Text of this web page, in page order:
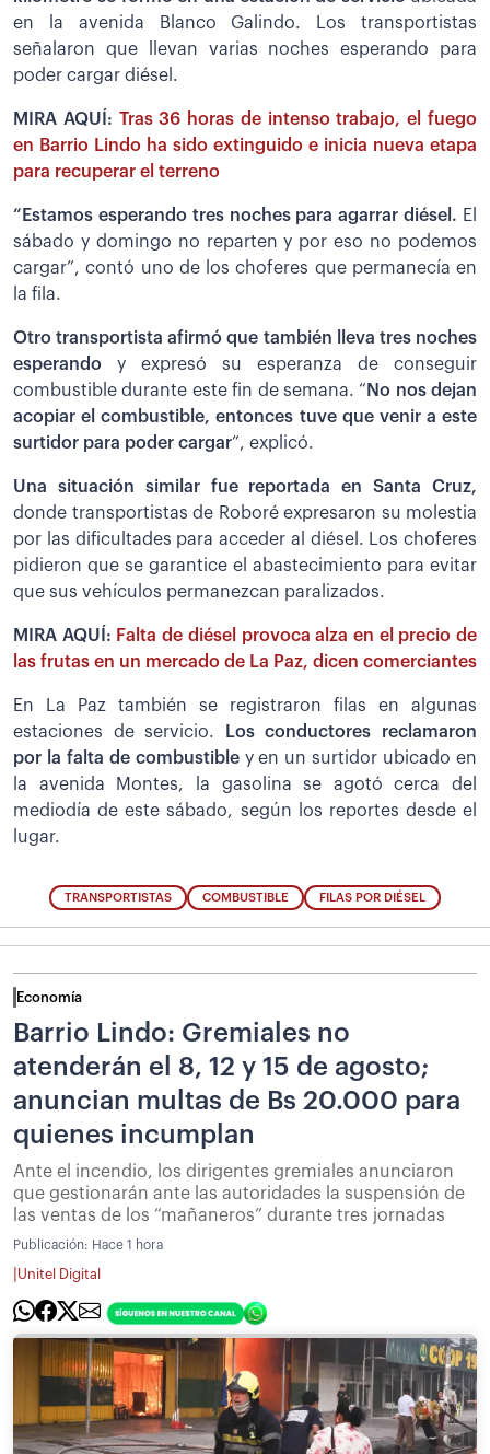
en la avenida Blanco Galindo. Los transportistas
señalaron que llevan varias noches esperando para
poder cargar diésel.
MIRA AQUÍ: Tras 36 horas de intenso trabajo, el fuego
en Barrio Lindo ha sido extinguido e inicia nueva etapa
para recuperar el terreno
“Estamos esperando tres noches para agarrar diésel. El
sábado y domingo no reparten y por eso no podemos
cargar”, contó uno de los choferes que permanecía en
la fila.
Otro transportista afirmó que también lleva tres noches
esperando y expresó su esperanza de conseguir
combustible durante este fin de semana. “ No nos dejan
acopiar el combustible, entonces tuve que venir a este
surtidor para poder cargar”, explicó.
Una situación similar fue reportada en Santa Cruz,
donde transportistas de Roboré expresaron su molestia
por las dificultades para acceder al diésel. Los choferes
pidieron que se garantice el abastecimiento para evitar
que sus vehículos permanezcan paralizados.
MIRA AQUÍ: Falta de diésel provoca alza en el precio de
las frutas en un mercado de La Paz, dicen comerciantes
En La Paz también se registraron filas en algunas
estaciones de servicio.
Los conductores reclamaron
por la falta de combustibley en un surtidor ubicado en
la avenida Montes, la gasolina se agotó cerca del
mediodía de este sábado, según los reportes desde el
lugar.
TRANSPORTISTAS COMBUSTIBLE FILAS POR DIÉSEL
Economía
Barrio Lindo: Gremiales no
atenderán el 8, 12 y 15 de agosto;
anuncian multas de Bs 20.000 para
quienes incumplan
Ante el incendio, los dirigentes gremiales anunciaron
que gestionarán ante las autoridades la suspensión de
las ventas de los “mañaneros” durante tres jornadas
Publicación: Hace 1 hora
Unitel Digital